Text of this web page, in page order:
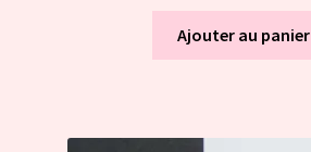
Ajouter au panier